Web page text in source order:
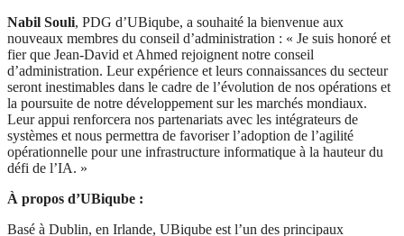
Nabil Souli, PDG d’UBiqube, a souhaité la bienvenue aux
nouveaux membres du conseil d’administration : « Je suis honoré et
fier que Jean-David et Ahmed rejoignent notre conseil
d’administration. Leur expérience et leurs connaissances du secteur
seront inestimables dans le cadre de l’évolution de nos opérations et
la poursuite de notre développement sur les marchés mondiaux.
Leur appui renforcera nos partenariats avec les intégrateurs de
systèmes et nous permettra de favoriser l’adoption de l’agilité
opérationnelle pour une infrastructure informatique à la hauteur du
défi de l’IA. »
À propos d’UBiqube :
Basé à Dublin, en Irlande, UBiqube est l’un des principaux